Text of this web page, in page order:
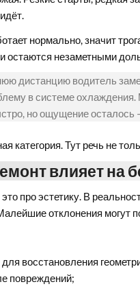
нормально, значит
остаются незаметными
дистанцию водитель
в системе
но ощущение
категория. Тут речь не
влияет на
про эстетику. В
отклонения могут
восстановления
повреждений;